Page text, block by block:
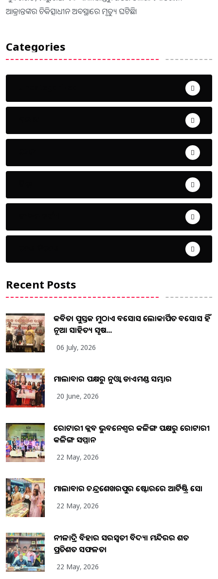
ଆକ୍ରାନ୍ତଙ୍କର ଚିକିତ୍ସାଧୀନ ଅବସ୍ଥାରେ ମୃତ୍ୟୁ ଘଟିଛି।
Categories
Recent Posts
କବିତା ପୁସ୍ତକ ମୁଠାଏ ଅବସୋସ ଲୋକାର୍ପିତ ଅବସୋସ ହିଁ
ନୂଆ ସାହିତ୍ୟ ସୃଷ...
06 July, 2026
ମାଲାବାର ପକ୍ଷରୁ ନୁଓ୍ବା ଡାଏମଣ୍ଡ ସମ୍ଭାର
20 June, 2026
ରୋଟାରୀ କ୍ଲବ ଭୁବନେଶ୍ୱର କଳିଙ୍ଗ ପକ୍ଷରୁ ରୋଟାରୀ
କଳିଙ୍ଗ ସମ୍ମାନ
22 May, 2026
ମାଲାବାର ଚନ୍ଦ୍ରଶେଖରପୁର ଷ୍ଟୋରରେ ଆର୍ଟିଷ୍ଟ୍ରି ସୋ
22 May, 2026
ନୀଳାଦ୍ରି ବିହାର ସରସ୍ୱତୀ ବିଦ୍ୟା ମନ୍ଦିରର ଶତ
ପ୍ରତିଶତ ସଫଳତା
22 May, 2026